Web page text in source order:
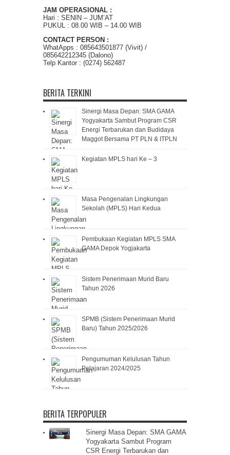
JAM OPERASIONAL :
Hari : SENIN – JUM’AT
PUKUL : 08.00 WIB – 14.00 WIB
CONTACT PERSON :
WhatApps : 085643501877 (Vivit) /
085642212345 (Dalono)
Telp Kantor : (0274) 562487
BERITA TERKINI
Sinergi Masa Depan: SMA GAMA
Yogyakarta Sambut Program CSR
Energi Terbarukan dan Budidaya
Maggot Bersama PT PLN & ITPLN
Kegiatan MPLS hari Ke – 3
Masa Pengenalan Lingkungan
Sekolah (MPLS) Hari Kedua
Pembukaan Kegiatan MPLS SMA
GAMA Depok Yogjakarta
Sistem Penerimaan Murid Baru
Tahun 2026
SPMB (Sistem Penerimaan Murid
Baru) Tahun 2025/2026
Pengumuman Kelulusan Tahun
Pelajaran 2024/2025
BERITA TERPOPULER
Sinergi Masa Depan: SMA GAMA
Yogyakarta Sambut Program
CSR Energi Terbarukan dan